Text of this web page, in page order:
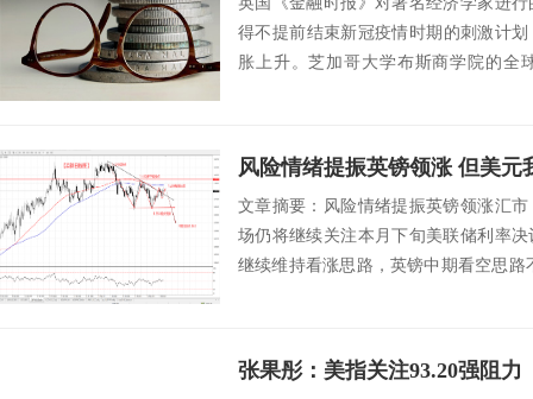
得不提前结束新冠疫情时期的刺激计
胀上升。芝加哥大学布斯商学院的全
风险情绪提振英镑领涨 但美元
文章摘要：风险情绪提振英镑领涨汇
场仍将继续关注本月下旬美联储利率
继续维持看涨思路，英镑中期看空思
张果彤：美指关注93.20强阻力